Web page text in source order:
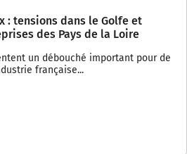
: tensions dans le Golfe et
des Pays de la Loire
un débouché important pour de
française...